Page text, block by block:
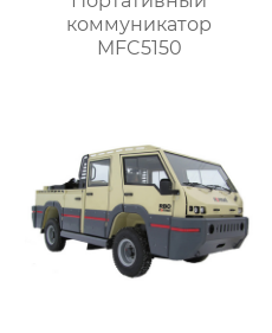
коммуникатор
MFC5150